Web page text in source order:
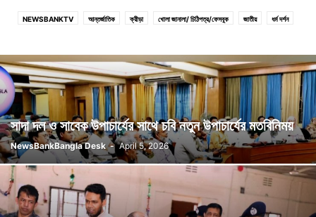
NEWSBANKTV আন্তর্জাতিক ক্রীড়া খোলা জানালা/ চিঠিপত্র/ফেসবুক জাতীয় ধর্ম দর্শন
সাদা দল ও সাবেক উপাচার্যের সাথে চবি নতুন উপাচার্যের মতবিনিময়
NewsBankBangla Desk - April 5, 2026